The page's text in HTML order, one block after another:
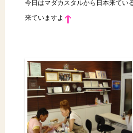
今日はマダカスタルから日本来てい
来ていますよ